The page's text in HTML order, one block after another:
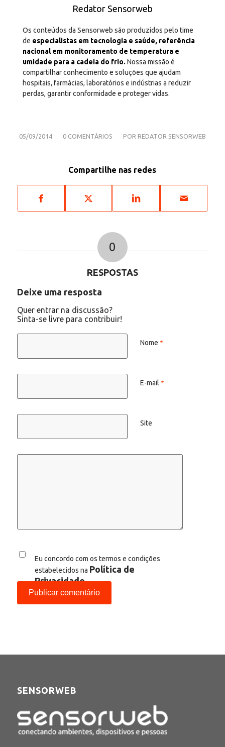
Redator Sensorweb
Os conteúdos da Sensorweb são produzidos pelo time
de especialistas em tecnologia e saúde, referência
nacional em monitoramento de temperatura e
umidade para a cadeia do frio. Nossa missão é
compartilhar conhecimento e soluções que ajudam
hospitais, farmácias, laboratórios e indústrias a reduzir
perdas, garantir conformidade e proteger vidas.
05/09/2014
/ 0 COMENTÁRIOS
/ POR REDATOR SENSORWEB
Compartilhe nas redes
0
RESPOSTAS
Deixe uma resposta
Quer entrar na discussão?
Sinta-se livre para contribuir!
Nome *
E-mail *
Site
Eu concordo com os termos e condições
estabelecidos na Política de
Privacidade
SENSORWEB